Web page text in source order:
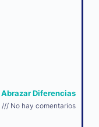
Diferencias
No hay comentarios